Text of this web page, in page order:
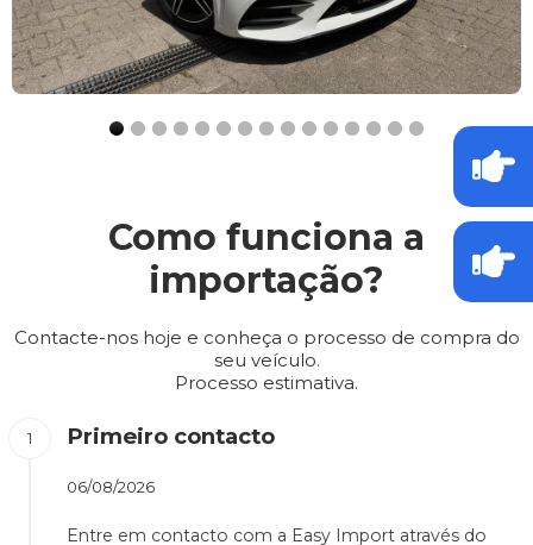
Como funciona a
importação?
Contacte-nos hoje e conheça o processo de compra do
seu veículo.
Processo estimativa.
Primeiro contacto
06/08/2026
Entre em contacto com a Easy Import através do